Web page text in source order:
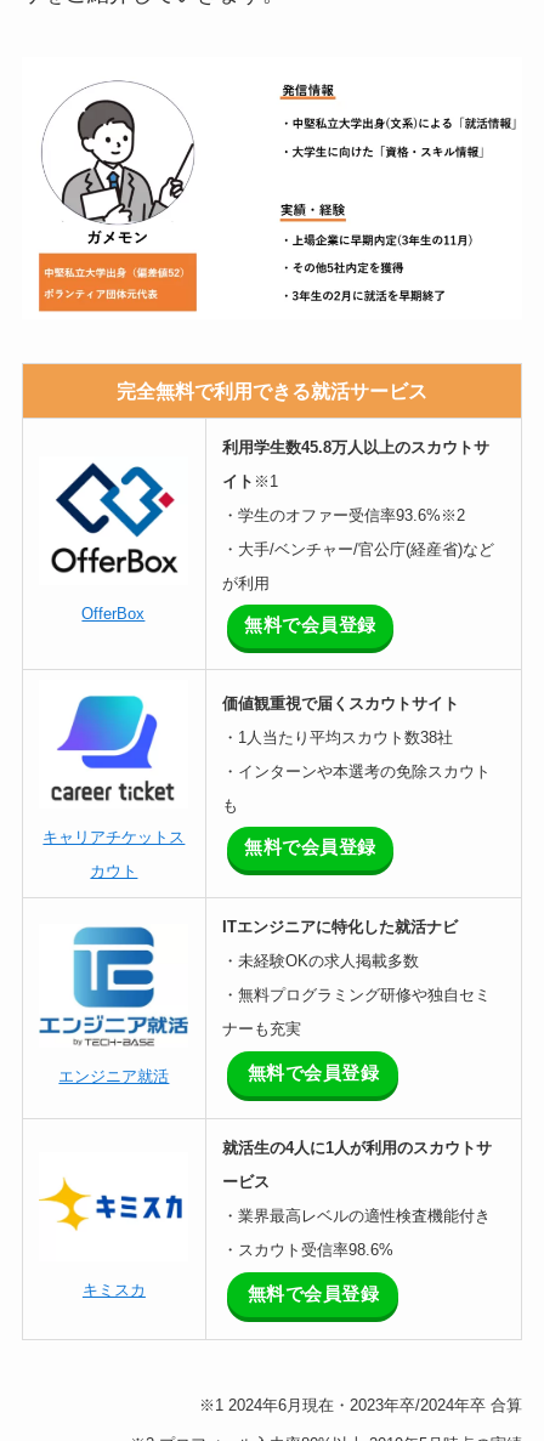
完全無料で利用できる就活サービス
OfferBox
利用学生数45.8万人以上のスカウトサ
イト ※1
・学生のオファー受信率93.6%※2
・大手/ベンチャー/官公庁(経産省)など
が利用
無料で会員登録
キャリアチケットス
カウト
価値観重視で届くスカウトサイト
・1人当たり平均スカウト数38社
・インターンや本選考の免除スカウト
も
無料で会員登録
エンジニア就活
ITエンジニアに特化した就活ナビ
・未経験OKの求人掲載多数
・無料プログラミング研修や独自セミ
ナーも充実
無料で会員登録
キミスカ
就活生の4人に1人が利用のスカウトサ
ービス
・業界最高レベルの適性検査機能付き
・スカウト受信率98.6%
無料で会員登録
※1 2024年6月現在・2023年卒/2024年卒 合算